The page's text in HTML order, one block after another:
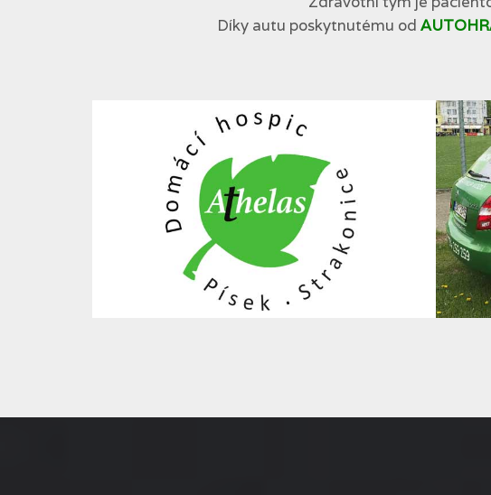
Díky autu poskytnutému od